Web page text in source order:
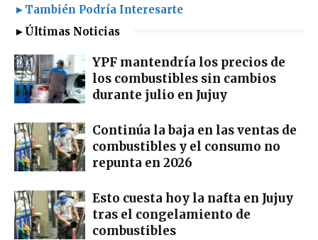
►También Podría Interesarte
►Últimas Noticias
YPF mantendría los precios de
los combustibles sin cambios
durante julio en Jujuy
Continúa la baja en las ventas de
combustibles y el consumo no
repunta en 2026
Esto cuesta hoy la nafta en Jujuy
tras el congelamiento de
combustibles